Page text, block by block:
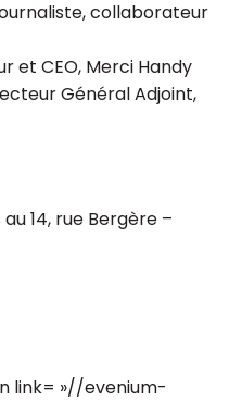
collaborateur
et CEO, Merci Handy
Général Adjoint,
14, rue Bergère –
link= »//evenium-